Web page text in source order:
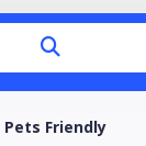
Pets Friendly